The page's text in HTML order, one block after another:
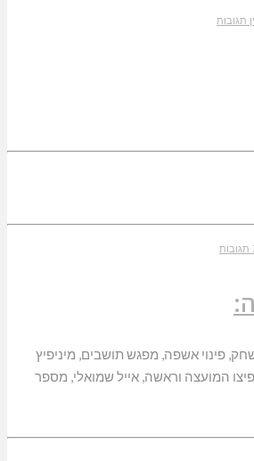
תגובות
פינוי אשפה, מפגש תושבים, מיניפיץ
המועצה וראשה, אייל שמואלי, מספר